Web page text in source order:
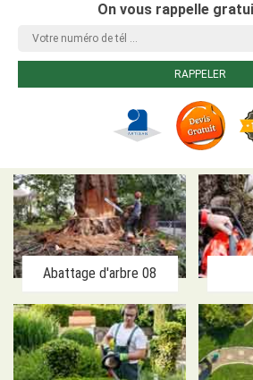
On vous rappelle
Abattage d'arbre 08